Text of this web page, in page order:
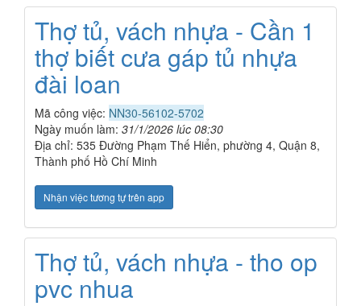
Thợ tủ, vách nhựa - Cần 1
thợ biết cưa gáp tủ nhựa
đài loan
Mã công việc: NN30-56102-5702
Ngày muốn làm: 31/1/2026 lúc 08:30
Địa chỉ: 535 Đường Phạm Thế Hiển, phường 4, Quận 8,
Thành phố Hồ Chí Minh
Nhận việc tương tự trên app
Thợ tủ, vách nhựa - tho op
pvc nhua